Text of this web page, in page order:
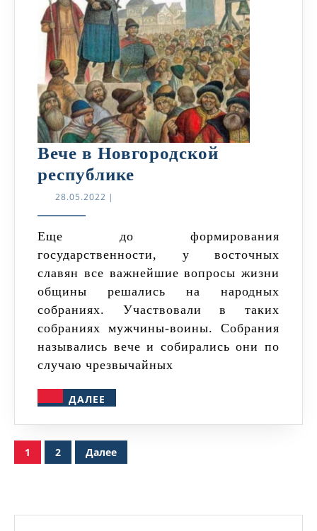
Вече в Новгородской
республике
республике
28.05.2022 28.05.2022
|
Еще до формирования
государственности, у восточных
славян все важнейшие вопросы жизни
общины решались на народных
собраниях. Участвовали в таких
собраниях мужчины-воины. Собрания
назывались вече и собирались они по
случаю чрезвычайных
ДАЛЕЕ
Пагинация
записей
1 2 Далее